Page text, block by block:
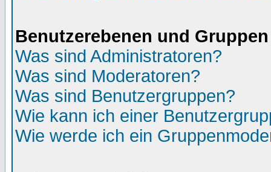
Benutzerebenen und Gruppen
Was sind Administratoren?
Was sind Moderatoren?
Was sind Benutzergruppen?
Wie kann ich einer
Wie werde ich ein